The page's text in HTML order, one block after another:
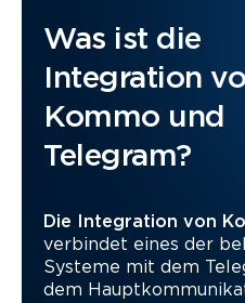
Was ist die
Integration
Kommo und
Telegram?
Die Integration von
verbindet eines der
Systeme mit dem
dem